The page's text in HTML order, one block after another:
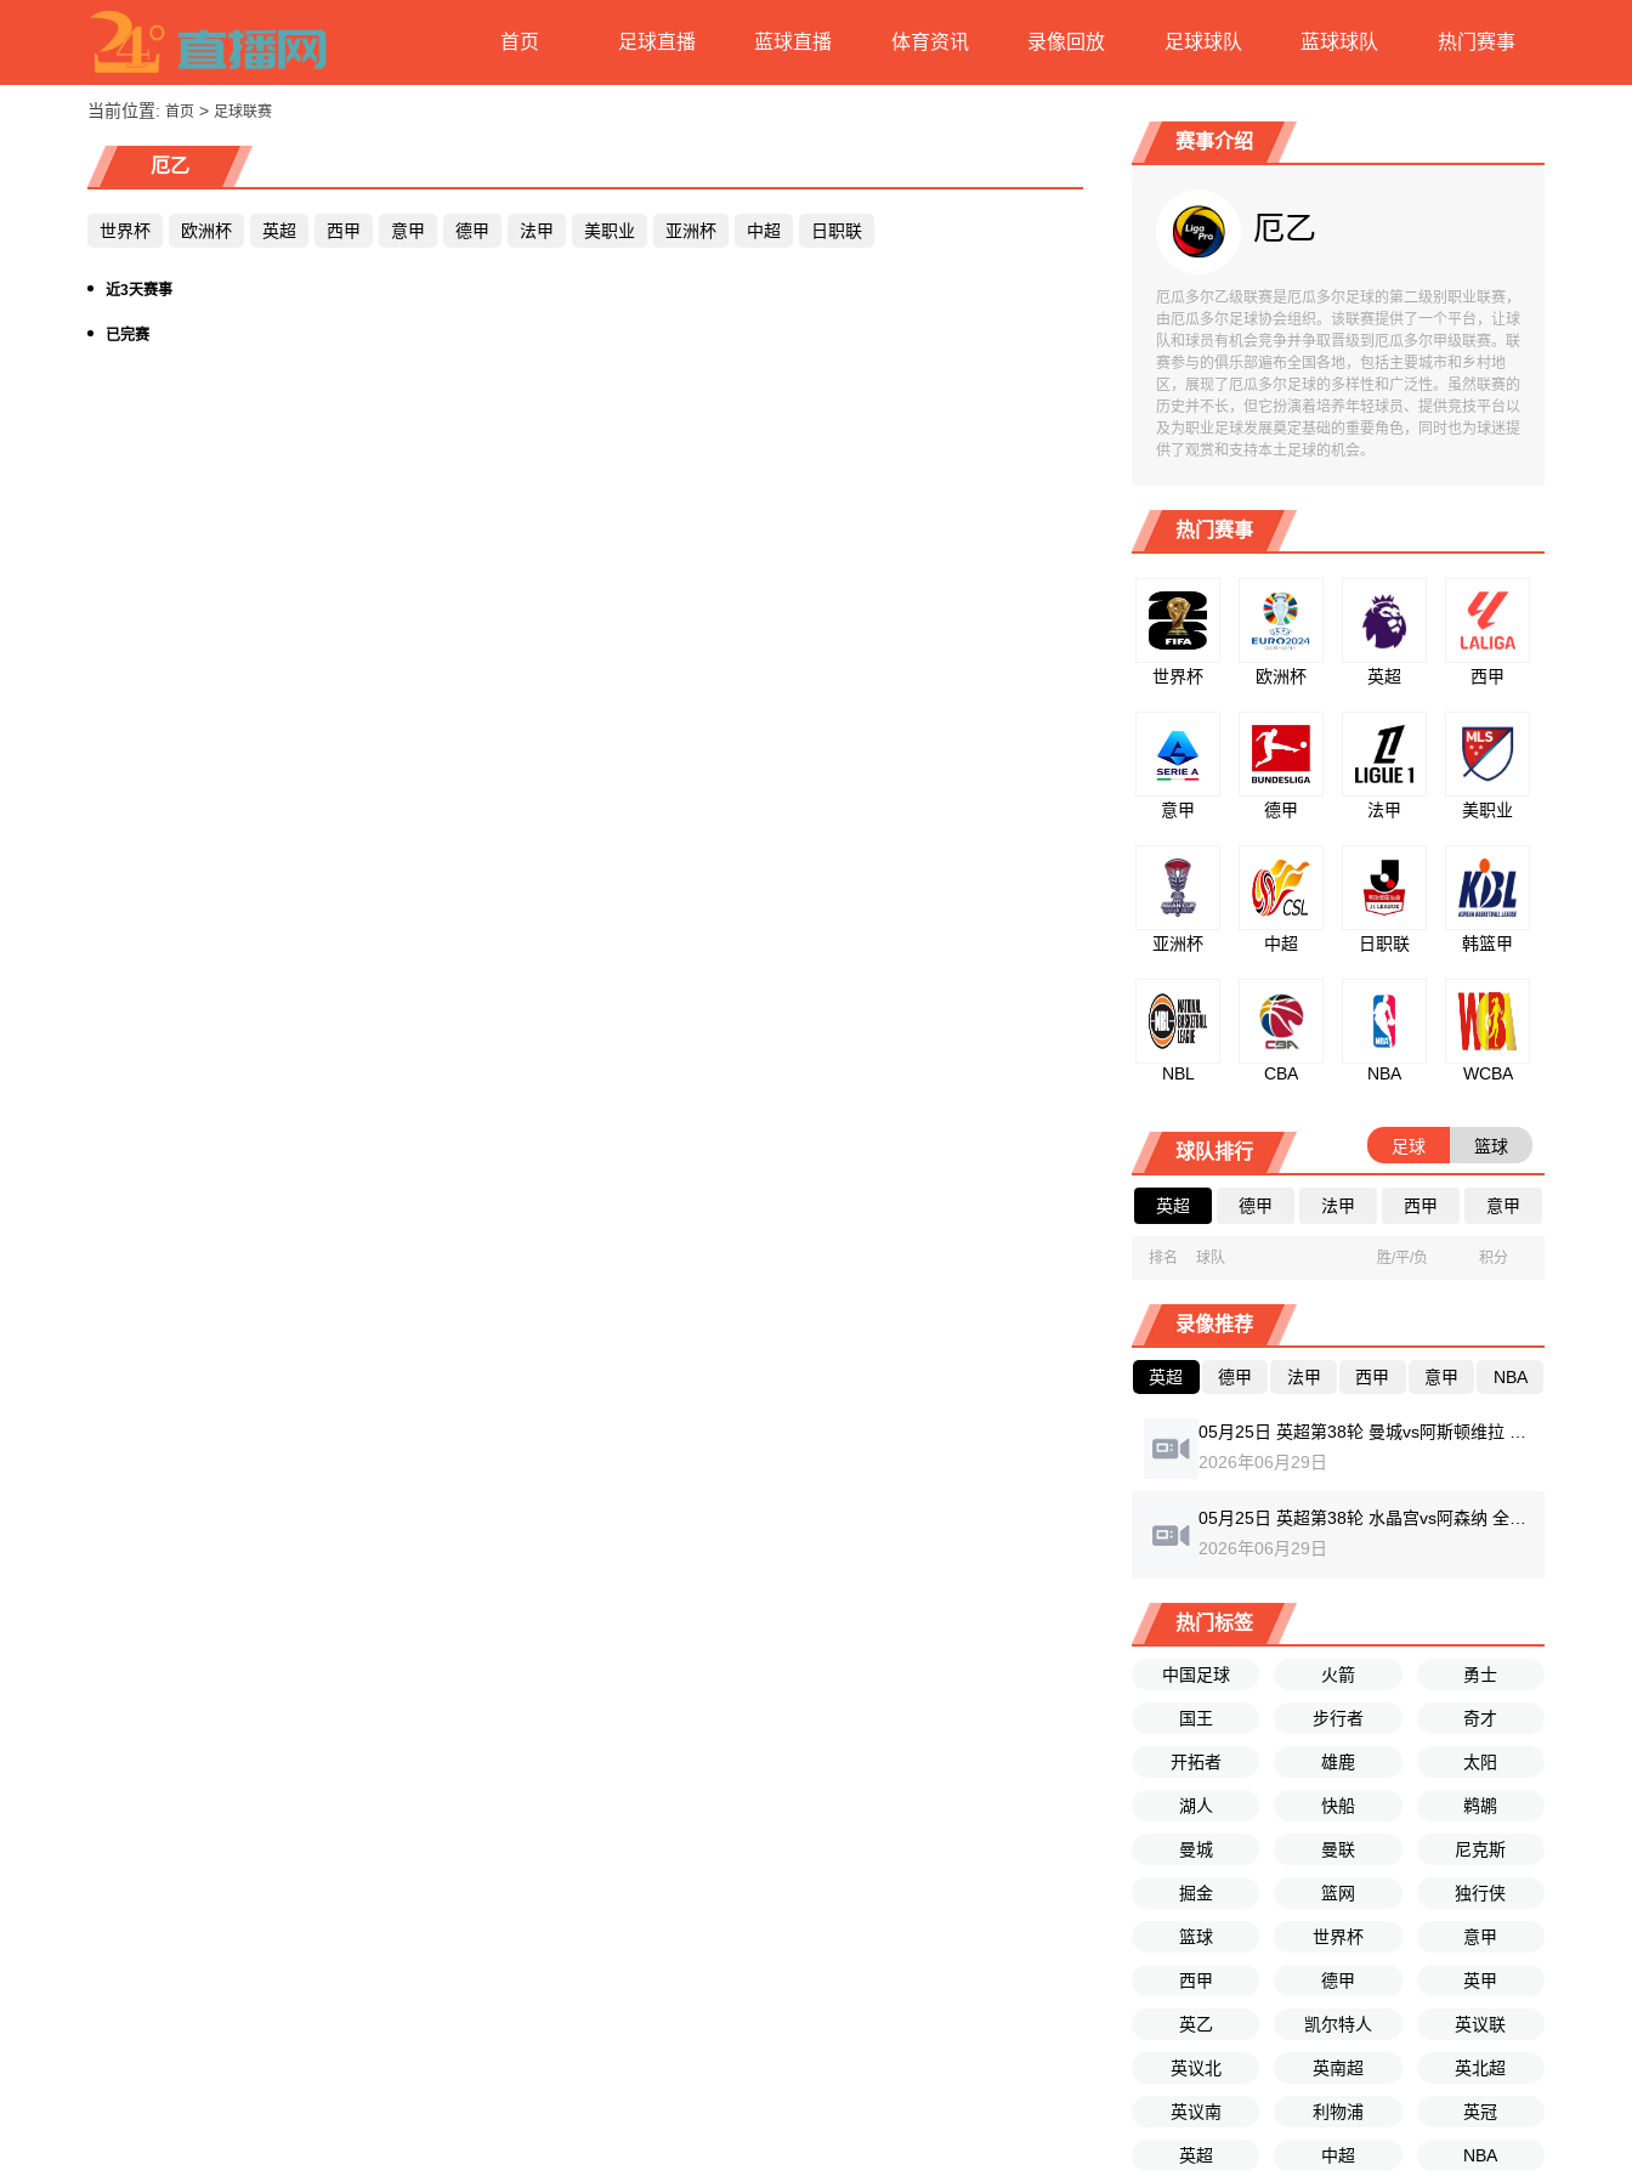
首页 足球直播 蓝球直播 体育资讯 录像回放 足球球队 蓝球球队 热门赛事
当前位置: 首页 > 足球联赛
厄乙
世界杯 欧洲杯 英超 西甲 意甲 德甲 法甲 美职业 亚洲杯 中超 日职联
近3天赛事
已完赛
赛事介绍
厄乙
厄瓜多尔乙级联赛是厄瓜多尔足球的第二级别职业联赛，
由厄瓜多尔足球协会组织。该联赛提供了一个平台，让球
队和球员有机会竞争并争取晋级到厄瓜多尔甲级联赛。联
赛参与的俱乐部遍布全国各地，包括主要城市和乡村地
区，展现了厄瓜多尔足球的多样性和广泛性。虽然联赛的
历史并不长，但它扮演着培养年轻球员、提供竞技平台以
及为职业足球发展奠定基础的重要角色，同时也为球迷提
供了观赏和支持本土足球的机会。
热门赛事
世界杯 欧洲杯 英超 西甲
意甲 德甲 法甲 美职业
亚洲杯 中超 日职联 韩篮甲
NBL CBA NBA WCBA
球队排行 足球 篮球
英超 德甲 法甲 西甲 意甲
排名 球队 胜/平/负 积分
录像推荐
英超 德甲 法甲 西甲 意甲 NBA
2026年06月29日
05月25日 英超第38轮 水晶宫vs阿森纳 全场录像回放
2026年06月29日
热门标签
中国足球 火箭 勇士
国王 步行者 奇才
开拓者 雄鹿 太阳
湖人 快船 鹈鹕
曼城 曼联 尼克斯
掘金 篮网 独行侠
篮球 世界杯 意甲
西甲 德甲 英甲
英乙 凯尔特人 英议联
英议北 英南超 英北超
英议南 利物浦 英冠
英超 中超 NBA